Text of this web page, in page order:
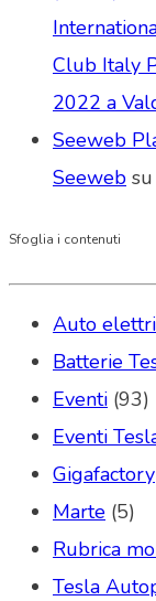
Club Italy
2022 a
Seeweb
Seeweb su
Sfoglia i contenuti
Auto
Batterie
Eventi (93)
Eventi
Gigafactory
Marte (5)
Rubrica
Tesla